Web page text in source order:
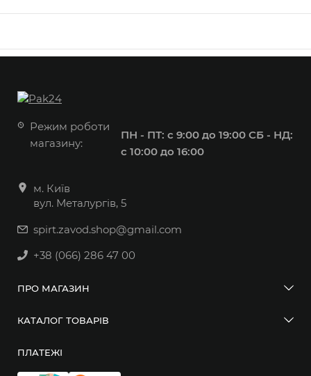
Режим роботи
магазину:
ПН - ПТ: с 9:00 до 19:00 СБ - НД:
с 10:00 до 16:00
м. Київ
вул. Металургів, 5
spirt.zavod.shop@gmail.com
+38 (066) 286 47 00
ПРО МАГАЗИН
КАТАЛОГ ТОВАРІВ
ПЛАТЕЖІ